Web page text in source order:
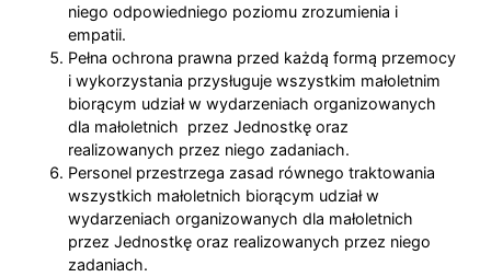
niego odpowiedniego poziomu zrozumienia i
empatii.
Pełna ochrona prawna przed każdą formą przemocy
i wykorzystania przysługuje wszystkim małoletnim
biorącym udział w wydarzeniach organizowanych
dla małoletnich przez Jednostkę oraz
realizowanych przez niego zadaniach.
Personel przestrzega zasad równego traktowania
wszystkich małoletnich biorącym udział w
wydarzeniach organizowanych dla małoletnich
przez Jednostkę oraz realizowanych przez niego
zadaniach.